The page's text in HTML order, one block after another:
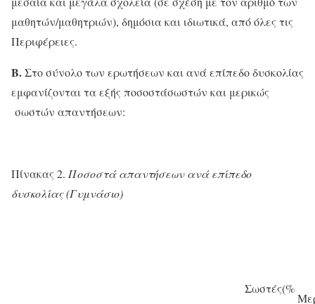
μαθητών/μαθητριών), δημόσια και ιδιωτικά, από όλες τις
Περιφέρειες.
Β.Στο σύνολο των ερωτήσεων και ανά επίπεδο δυσκολίας
εμφανίζονται τα εξής ποσοστάσωστών και μερικώς
σωστών απαντήσεων:
Πίνακας 2. Ποσοστά απαντήσεων ανά επίπεδο
δυσκολίας (Γυμνάσιο)
Σωστές(%